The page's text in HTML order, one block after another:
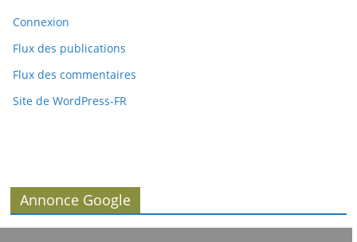
Connexion
Flux des publications
Flux des commentaires
Site de WordPress-FR
Annonce Google